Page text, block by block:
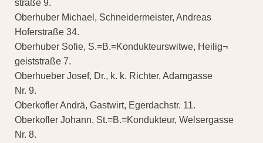
straße 9.
Oberhuber Michael, Schneidermeister, Andreas
Hoferstraße 34.
Oberhuber Sofie, S.=B.=Kondukteurswitwe, Heilig¬
geiststraße 7.
Oberhueber Josef, Dr., k. k. Richter, Adamgasse
Nr. 9.
Oberkofler Andrä, Gastwirt, Egerdachstr. 11.
Oberkofler Johann, St.=B.=Kondukteur, Welsergasse
Nr. 8.